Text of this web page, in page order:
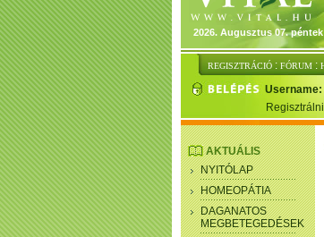
2026. Augusztus 07. péntek
REGISZTRÁCIÓ : FÓRUM :
Username:
AKTUÁLIS
NYITÓLAP
HOMEOPÁTIA
DAGANATOS
MEGBETEGEDÉSEK